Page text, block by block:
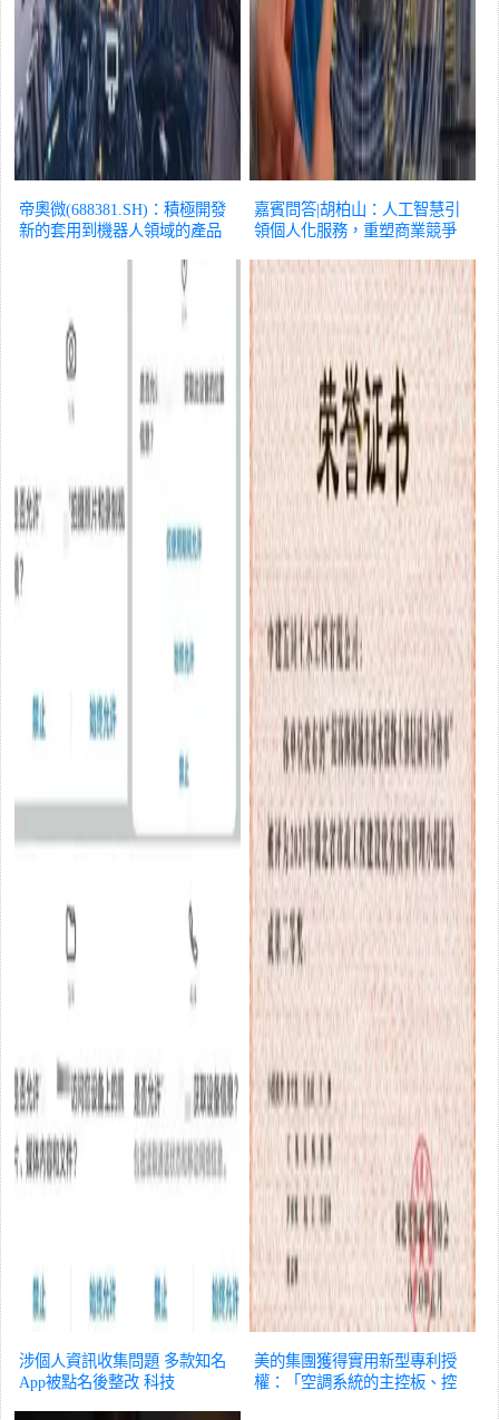
帝奧微(688381.SH)：積極開發
新的套用到機器人領域的產品
嘉賓問答|胡柏山：人工智慧引
領個人化服務，重塑商業競爭
涉個人資訊收集問題 多款知名
App被點名後整改 科技
美的集團獲得實用新型專利授
權：「空調系統的主控板、控